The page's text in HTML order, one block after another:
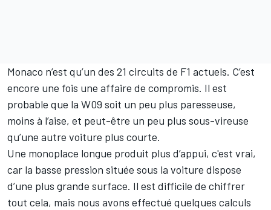
Monaco n’est qu’un des 21 circuits de F1 actuels. C’est
encore une fois une affaire de compromis. Il est
probable que la W09 soit un peu plus paresseuse,
moins à l’aise, et peut-être un peu plus sous-vireuse
qu’une autre voiture plus courte.
Une monoplace longue produit plus d’appui, c'est vrai,
car la basse pression située sous la voiture dispose
d’une plus grande surface. Il est difficile de chiffrer
tout cela, mais nous avons effectué quelques calculs